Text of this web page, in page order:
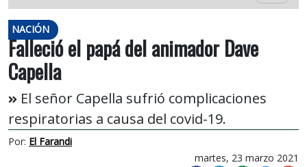
NACIÓN
Falleció el papá del animador Dave
Capella
El señor Capella sufrió complicaciones
respiratorias a causa del covid-19.
Por: El Farandi
martes, 23 marzo 2021